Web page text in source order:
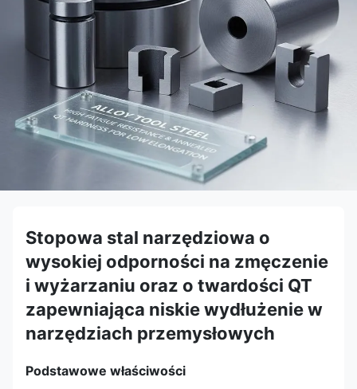
Stopowa stal narzędziowa o
wysokiej odporności na zmęczenie
i wyżarzaniu oraz o twardości QT
zapewniająca niskie wydłużenie w
narzędziach przemysłowych
Podstawowe właściwości